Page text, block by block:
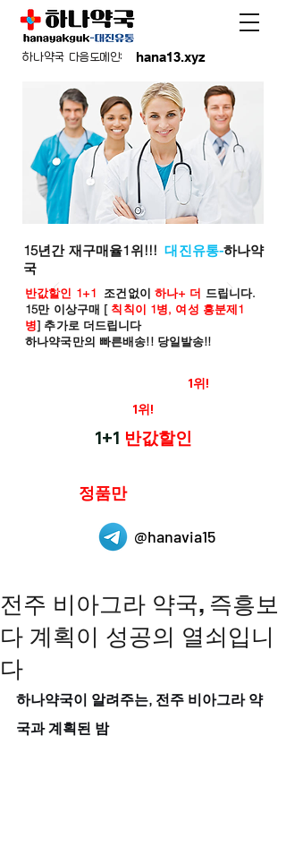
hana13.xyz
하나약국 다음도메인:
15년간 재구매율1위!!!대진유통-하나약
국
반값할인 1+1 조건없이 하나+ 더 드립니다.
15만 이상구매 [ 칙칙이 1병, 여성 흥분제1
병] 추가로 더드립니다
하나약국만의 빠른배송!! 당일발송!!
1위!
1위!
1+1 반값할인
정품만
@hanavia15
전주 비아그라 약국, 즉흥보
다 계획이 성공의 열쇠입니
다
하나약국이 알려주는, 전주 비아그라 약
국과 계획된 밤